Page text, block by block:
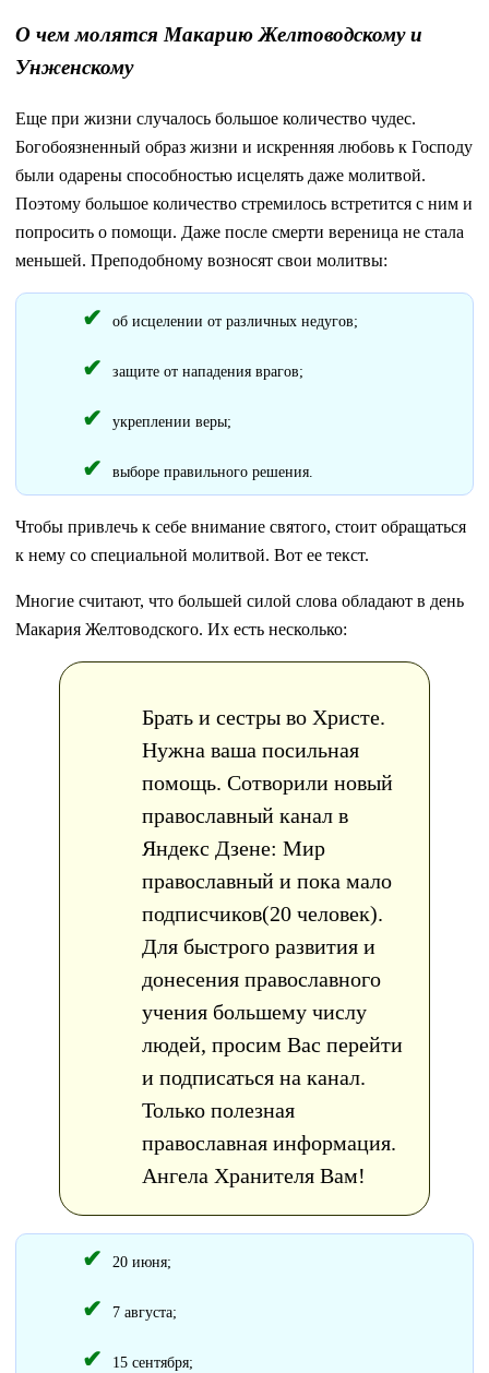
О чем молятся Макарию Желтоводскому и
Унженскому
Еще при жизни случалось большое количество чудес.
Богобоязненный образ жизни и искренняя любовь к Господу
были одарены способностью исцелять даже молитвой.
Поэтому большое количество стремилось встретится с ним и
попросить о помощи. Даже после смерти вереница не стала
меньшей. Преподобному возносят свои молитвы:
об исцелении от различных недугов;
защите от нападения врагов;
укреплении веры;
выборе правильного решения.
Чтобы привлечь к себе внимание святого, стоит обращаться
к нему со специальной молитвой. Вот ее текст.
Многие считают, что большей силой слова обладают в день
Макария Желтоводского. Их есть несколько:
Брать и сестры во Христе.
Нужна ваша посильная
помощь. Сотворили новый
православный канал в
Яндекс Дзене: Мир
православный и пока мало
подписчиков(20 человек).
Для быстрого развития и
донесения православного
учения большему числу
людей, просим Вас перейти
и подписаться на канал.
Только полезная
православная информация.
Ангела Хранителя Вам!
20 июня;
7 августа;
15 сентября;